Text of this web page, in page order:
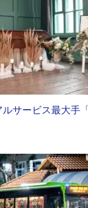
サービス最大手